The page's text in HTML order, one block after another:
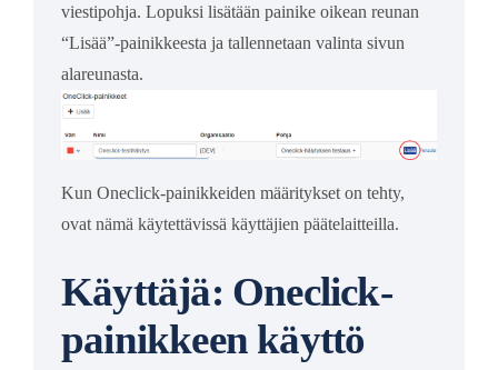
viestipohja. Lopuksi lisätään painike oikean reunan
“Lisää”-painikkeesta ja tallennetaan valinta sivun
alareunasta.
Kun Oneclick-painikkeiden määritykset on tehty,
ovat nämä käytettävissä käyttäjien päätelaitteilla.
Käyttäjä: Oneclick-
painikkeen käyttö